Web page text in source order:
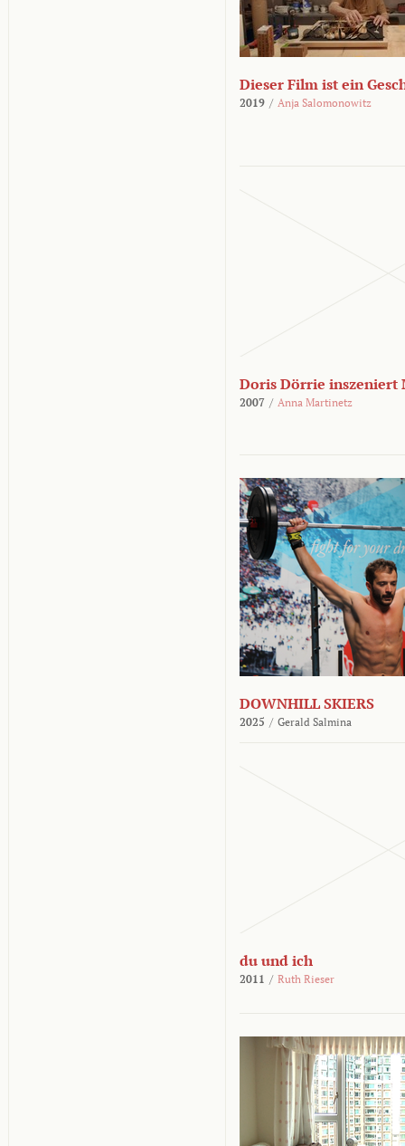
Dieser Film ist ein
2019 / Anja Salomonowitz
Doris Dörrie inszeniert
2007 / Anna Martinetz
DOWNHILL SKIERS
2025 / Gerald Salmina
du und ich
2011 / Ruth Rieser